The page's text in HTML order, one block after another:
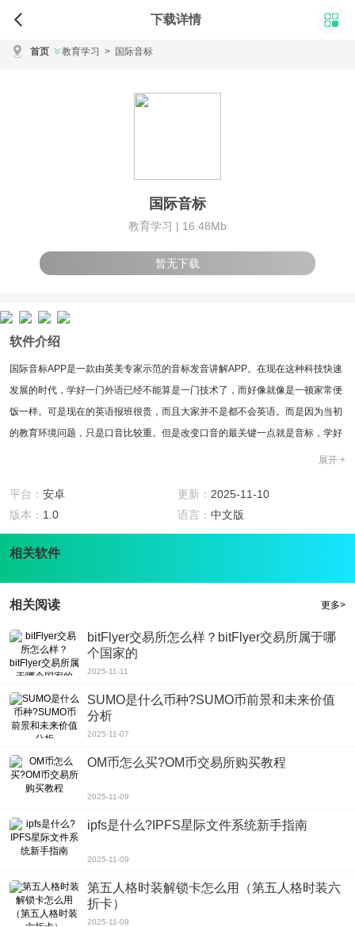
下载详情
首页 教育学习 > 国际音标
国际音标
教育学习 | 16.48Mb
暂无下载
软件介绍
国际音标APP是一款由英美专家示范的音标发音讲解APP。在现在这种科技快速
发展的时代，学好一门外语已经不能算是一门技术了，而好像就像是一顿家常便
饭一样。可是现在的英语报班很贵，而且大家并不是都不会英语。而是因为当初
的教育环境问题，只是口音比较重。但是改变口音的最关键一点就是音标，学好
1.国际音标APP拥有专业的英美专家发音教学与讲解，让你说出一口纯正流量的
英美发音。
2.如果无法按时上课，那么就下载这款国际音频APP，这样不管在何时何地，不
怕出差没时间去上课，只要一个手机就可以任何时间，任何地点的给你教学。
软件还有听力练习，用练来促进你的学习，不枯燥乏味。
断，也有了对错之分，让你可以轻易便出真确的发音。
5.联想练习，死记硬背是必须每日练习，不然就容易忘记，所以会通过每一个音
软件点评
这款软件因为有英美的专家示范录音，所以不怕出错，只要跟着这里的一步步学
习，跟着国际音频APP大胆勇敢的做口语练习，很快你就会有可见的进步，很快
就会拥有一口流利的口语。
展开 +
平台： 安卓 更新： 2025-11-10
版本： 1.0 语言： 中文版
相关软件
相关阅读 更多>
bitFlyer交易所怎么样？bitFlyer交易所属于哪
个国家的
2025-11-11
SUMO是什么币种?SUMO币前景和未来价值
分析
2025-11-07
OM币怎么买?OM币交易所购买教程
2025-11-09
ipfs是什么?IPFS星际文件系统新手指南
2025-11-09
第五人格时装解锁卡怎么用（第五人格时装六
折卡）
2025-11-09